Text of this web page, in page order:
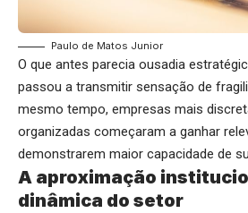
Paulo de Matos Junior
O que antes parecia ousadia
passou a transmitir sensação de
mesmo tempo, empresas mais
organizadas começaram a ganhar
demonstrarem maior capacidade de
A aproximação
dinâmica do setor